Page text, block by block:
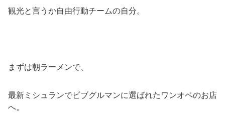
観光と言うか自由行動チームの自分。
まずは朝ラーメンで、
最新ミシュランでビブグルマンに選ばれたワンオペのお店
へ。